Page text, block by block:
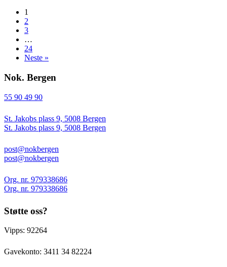
1
2
3
…
24
Neste »
Nok. Bergen
55 90 49 90
St. Jakobs plass 9, 5008 Bergen
St. Jakobs plass 9, 5008 Bergen
post@nokbergen
post@nokbergen
Org. nr. 979338686
Org. nr. 979338686
Støtte oss?
Vipps: 92264
Gavekonto: 3411 34 82224